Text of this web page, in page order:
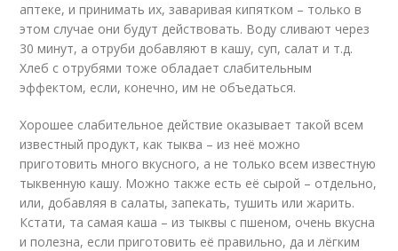
аптеке, и принимать их, заваривая кипятком – только в
этом случае они будут действовать. Воду сливают через
30 минут, а отруби добавляют в кашу, суп, салат и т.д.
Хлеб с отрубями тоже обладает слабительным
эффектом, если, конечно, им не объедаться.
Хорошее слабительное действие оказывает такой всем
известный продукт, как тыква – из неё можно
приготовить много вкусного, а не только всем известную
тыквенную кашу. Можно также есть её сырой – отдельно,
или, добавляя в салаты, запекать, тушить или жарить.
Кстати, та самая каша – из тыквы с пшеном, очень вкусна
и полезна, если приготовить её правильно, да и лёгким